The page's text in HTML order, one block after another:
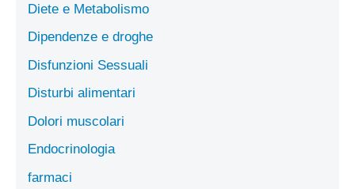
Diete e Metabolismo
Dipendenze e droghe
Disfunzioni Sessuali
Disturbi alimentari
Dolori muscolari
Endocrinologia
farmaci